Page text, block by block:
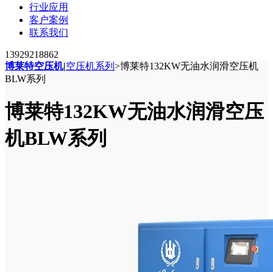
行业应用
客户案例
联系我们
13929218862
博莱特空压机|空压机系列 >博莱特132KW无油水润滑空压机
BLW系列
博莱特132KW无油水润滑空压
机BLW系列